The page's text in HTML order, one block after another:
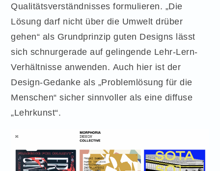
Qualitätsverständnisses formulieren. „Die
Lösung darf nicht über die Umwelt drüber
gehen“ als Grundprinzip guten Designs lässt
sich schnurgerade auf gelingende Lehr-Lern-
Verhältnisse anwenden. Auch hier ist der
Design-Gedanke als „Problemlösung für die
Menschen“ sicher sinnvoller als eine diffuse
„Lehrkunst“.